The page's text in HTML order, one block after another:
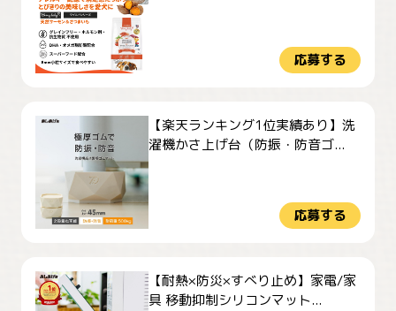
応募する
【楽天ランキング1位実績あり】洗
濯機かさ上げ台（防振・防音ゴ...
応募する
【耐熱×防災×すべり止め】家電/家
具 移動抑制シリコンマット...